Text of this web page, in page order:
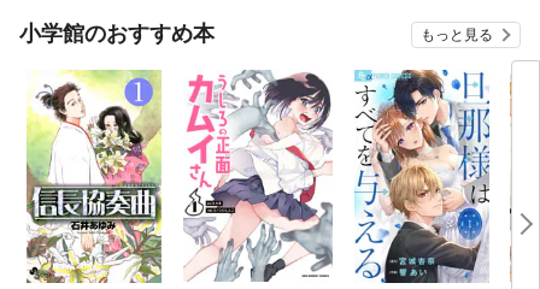
小学館のおすすめ本 もっと見る